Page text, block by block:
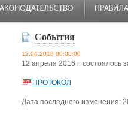
События
12.04.2016 00:00:00
12 апреля 2016 г.
ПРОТОКОЛ
Дата последнего изменения: